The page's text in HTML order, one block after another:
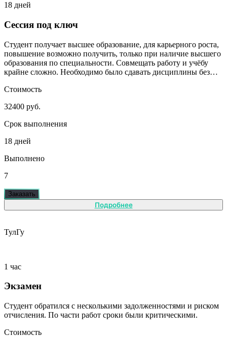
18 дней
Сессия под ключ
Студент получает высшее образование, для карьерного роста,
повышение возможно получить, только при наличие высшего
образования по специальности. Совмещать работу и учёбу
крайне сложно. Необходимо было сдавать дисциплины без
Стоимость
32400 руб.
Срок выполнения
18 дней
Выполнено
7
Заказать
Подробнее
ТулГу
1 час
Экзамен
Студент обратился с несколькими задолженностями и риском
отчисления. По части работ сроки были критическими.
Стоимость